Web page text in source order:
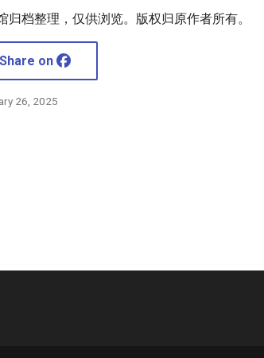
档整理，仅供浏览。版权归原作者所有。
Share on
26, 2025